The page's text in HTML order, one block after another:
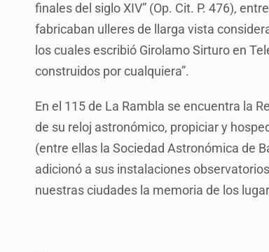
finales del siglo XIV” (Op. Cit. P. 476),
fabricaban ulleres de llarga vista
los cuales escribió Girolamo Sirturo en
construidos por cualquiera”.
En el 115 de La Rambla se encuentra la
de su reloj astronómico, propiciar y
(entre ellas la Sociedad Astronómica de
adicionó a sus instalaciones
nuestras ciudades la memoria de los